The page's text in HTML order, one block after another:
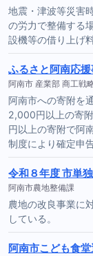
地震・津波等災害
の労力で整備する
設機等の借り上げ
ふるさと阿南応援
阿南市 産業部 商工戦
阿南市への寄附を
2,000円以上の寄
円以上の寄附で阿
制度により確定申
令和８年度 市単
阿南市農地整備課
農地の改良事業に
している。
阿南市こども食